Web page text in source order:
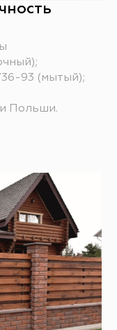
93 (мытый);
и Польши.